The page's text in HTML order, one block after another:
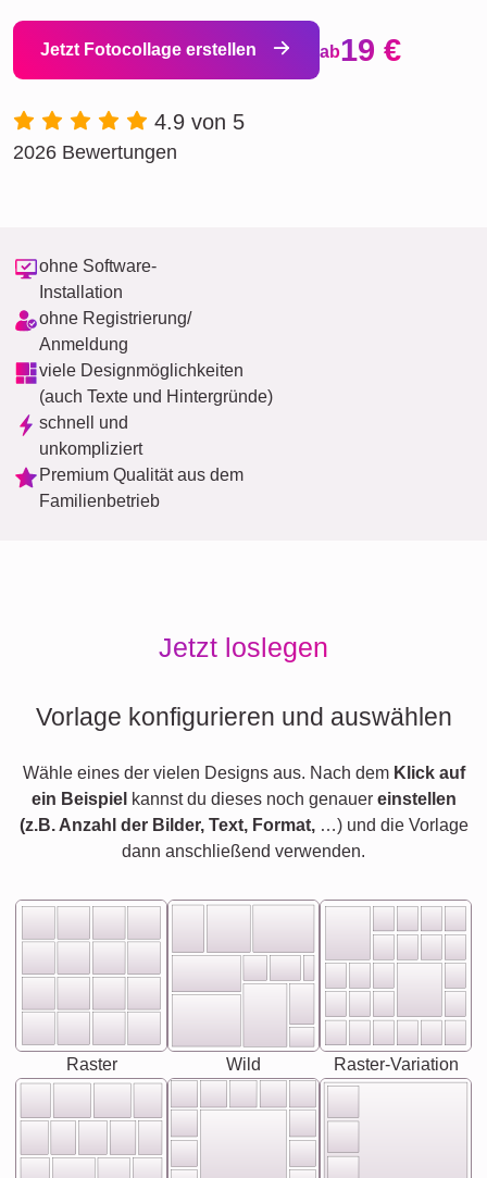
Jetzt Fotocollage erstellen ab19 €
4.9 von 5
2026 Bewertungen
ohne Software-
Installation
ohne Registrierung/
Anmeldung
viele Designmöglichkeiten
(auch Texte und Hintergründe)
schnell und
unkompliziert
Premium Qualität aus dem
Familienbetrieb
Jetzt loslegen
Vorlage konfigurieren und auswählen
Wähle eines der vielen Designs aus. Nach dem Klick auf
ein Beispiel kannst du dieses noch genauer einstellen
(z.B. Anzahl der Bilder, Text, Format,…) und die Vorlage
dann anschließend verwenden.
Raster Wild Raster-Variation